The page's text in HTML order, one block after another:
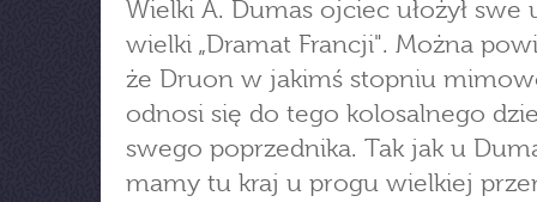
Wielki A. Dumas ojciec ułożył
wielki „Dramat Francji". Można
że Druon w jakimś stopniu
odnosi się do tego kolosalnego
swego poprzednika. Tak jak u
mamy tu kraj u progu wielkiej